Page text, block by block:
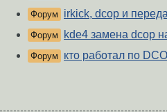
Форум irkick, dcop и
Форум kde4 замена dcop
Форум кто работал по